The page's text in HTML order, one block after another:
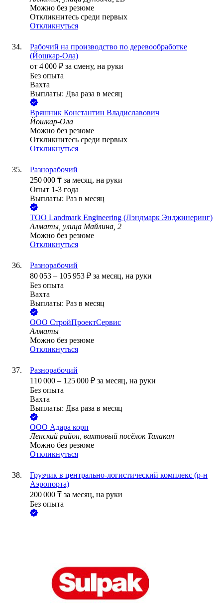
Можно без резюме
Откликнитесь среди первых
Откликнуться
Рабочий на производство по деревообработке
(Йошкар-Ола)
от 4 000 ₽ за смену, на руки
Без опыта
Вахта
Выплаты: Два раза в месяц
Вряшник Константин Владиславович
Йошкар-Ола
Можно без резюме
Откликнитесь среди первых
Откликнуться
Разнорабочий
250 000 ₸ за месяц, на руки
Опыт 1-3 года
Выплаты: Раз в месяц
ТОО Landmark Engineering (Лэндмарк Энджинеринг)
Алматы, улица Майлина, 2
Можно без резюме
Откликнуться
Разнорабочий
80 053 – 105 953 ₽ за месяц, на руки
Без опыта
Вахта
Выплаты: Раз в месяц
ООО СтройПроектСервис
Алматы
Можно без резюме
Откликнуться
Разнорабочий
110 000 – 125 000 ₽ за месяц, на руки
Без опыта
Вахта
Выплаты: Два раза в месяц
ООО Адара корп
Ленский район, вахтовый посёлок Талакан
Можно без резюме
Откликнуться
Грузчик в центрально-логистический комплекс (р-н
Аэропорта)
200 000 ₸ за месяц, на руки
Без опыта